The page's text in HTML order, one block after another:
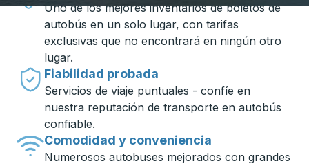
Uno de los mejores inventarios de boletos de
autobús en un solo lugar, con tarifas
exclusivas que no encontrará en ningún otro
lugar.
Fiabilidad probada
Servicios de viaje puntuales - confíe en
nuestra reputación de transporte en autobús
confiable.
Comodidad y conveniencia
Numerosos autobuses mejorados con grandes